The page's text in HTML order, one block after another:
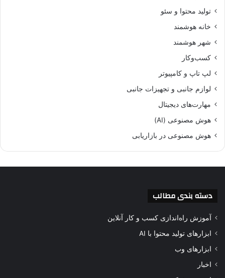
تولید محتوا و سئو
خانه هوشمند
شهر هوشمند
کسب‌وکار
لپ تاپ و کامپیوتر
لوازم جانبی و تجهیزات جانبی
مهارت‌های دیجیتال
هوش مصنوعی (AI)
هوش مصنوعی در بازاریابی
دسته بندی مطالب
آموزش راه‌اندازی کسب و کار آنلاین
ابزارهای تولید محتوا با AI
ابزارهای وب
اخبار